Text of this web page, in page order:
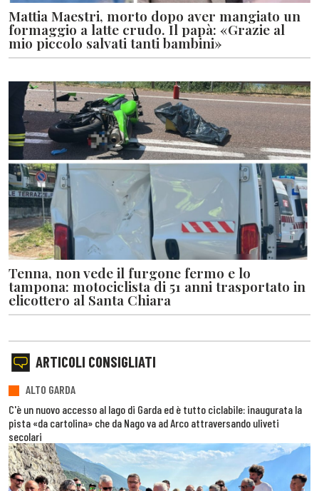
Mattia Maestri, morto dopo aver mangiato un
formaggio a latte crudo. Il papà: «Grazie al
mio piccolo salvati tanti bambini»
Tenna, non vede il furgone fermo e lo
tampona: motociclista di 51 anni trasportato in
elicottero al Santa Chiara
ARTICOLI CONSIGLIATI
ALTO GARDA
C'è un nuovo accesso al lago di Garda ed è tutto ciclabile: inaugurata la
pista «da cartolina» che da Nago va ad Arco attraversando uliveti
secolari